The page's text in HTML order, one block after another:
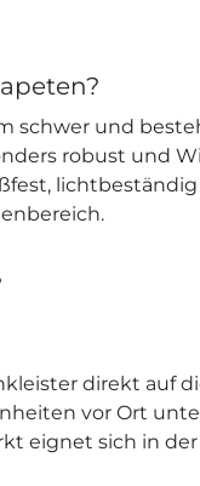
schwer und
robust und
lichtbeständig
direkt auf
vor Ort
eignet sich in